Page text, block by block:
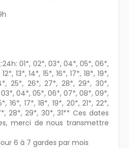
01*, 02*, 03*, 04*, 05*, 06*,
13*, 14*, 15*, 16*, 17*, 18*, 19*,
25*, 26*, 27*, 28*, 29*, 30*,
03*, 04*, 05*, 06*, 07*, 08*, 09*,
16*, 17*, 18*, 19*, 20*, 21*, 22*,
28*, 29*, 30*, 31** Ces dates
merci de nous transmettre
6 à 7 gardes par mois